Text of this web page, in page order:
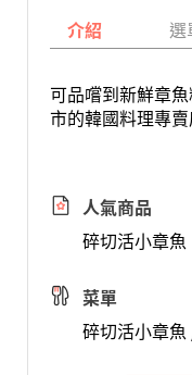
介紹 選
可品嚐到新鮮章
市的韓國料理專
人氣商品
碎切活小章魚
菜單
碎切活小章魚